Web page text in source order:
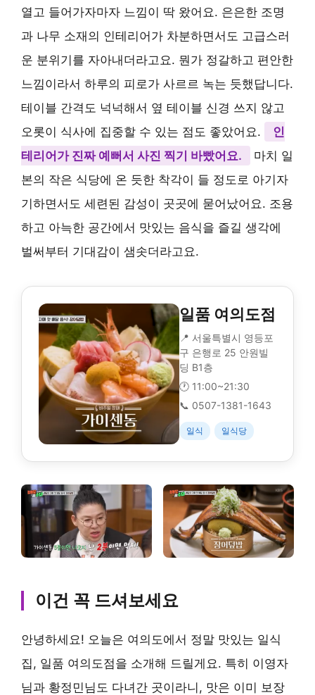
열고 들어가자마자 느낌이 딱 왔어요. 은은한 조명
과 나무 소재의 인테리어가 차분하면서도 고급스러
운 분위기를 자아내더라고요. 뭔가 정갈하고 편안한
느낌이라서 하루의 피로가 사르르 녹는 듯했답니다.
테이블 간격도 넉넉해서 옆 테이블 신경 쓰지 않고
오롯이 식사에 집중할 수 있는 점도 좋았어요.
인
테리어가 진짜 예뻐서 사진 찍기 바빴어요.
마치 일
본의 작은 식당에 온 듯한 착각이 들 정도로 아기자
기하면서도 세련된 감성이 곳곳에 묻어났어요. 조용
하고 아늑한 공간에서 맛있는 음식을 즐길 생각에
벌써부터 기대감이 샘솟더라고요.
일품 여의도점
📍 서울특별시 영등포
구 은행로 25 안원빌
딩 B1층
🕐 11:00~21:30
📞 0507-1381-1643
일식 일식당
이건 꼭 드셔보세요
안녕하세요! 오늘은 여의도에서 정말 맛있는 일식
집, 일품 여의도점을 소개해 드릴게요. 특히 이영자
님과 황정민님도 다녀간 곳이라니, 맛은 이미 보장